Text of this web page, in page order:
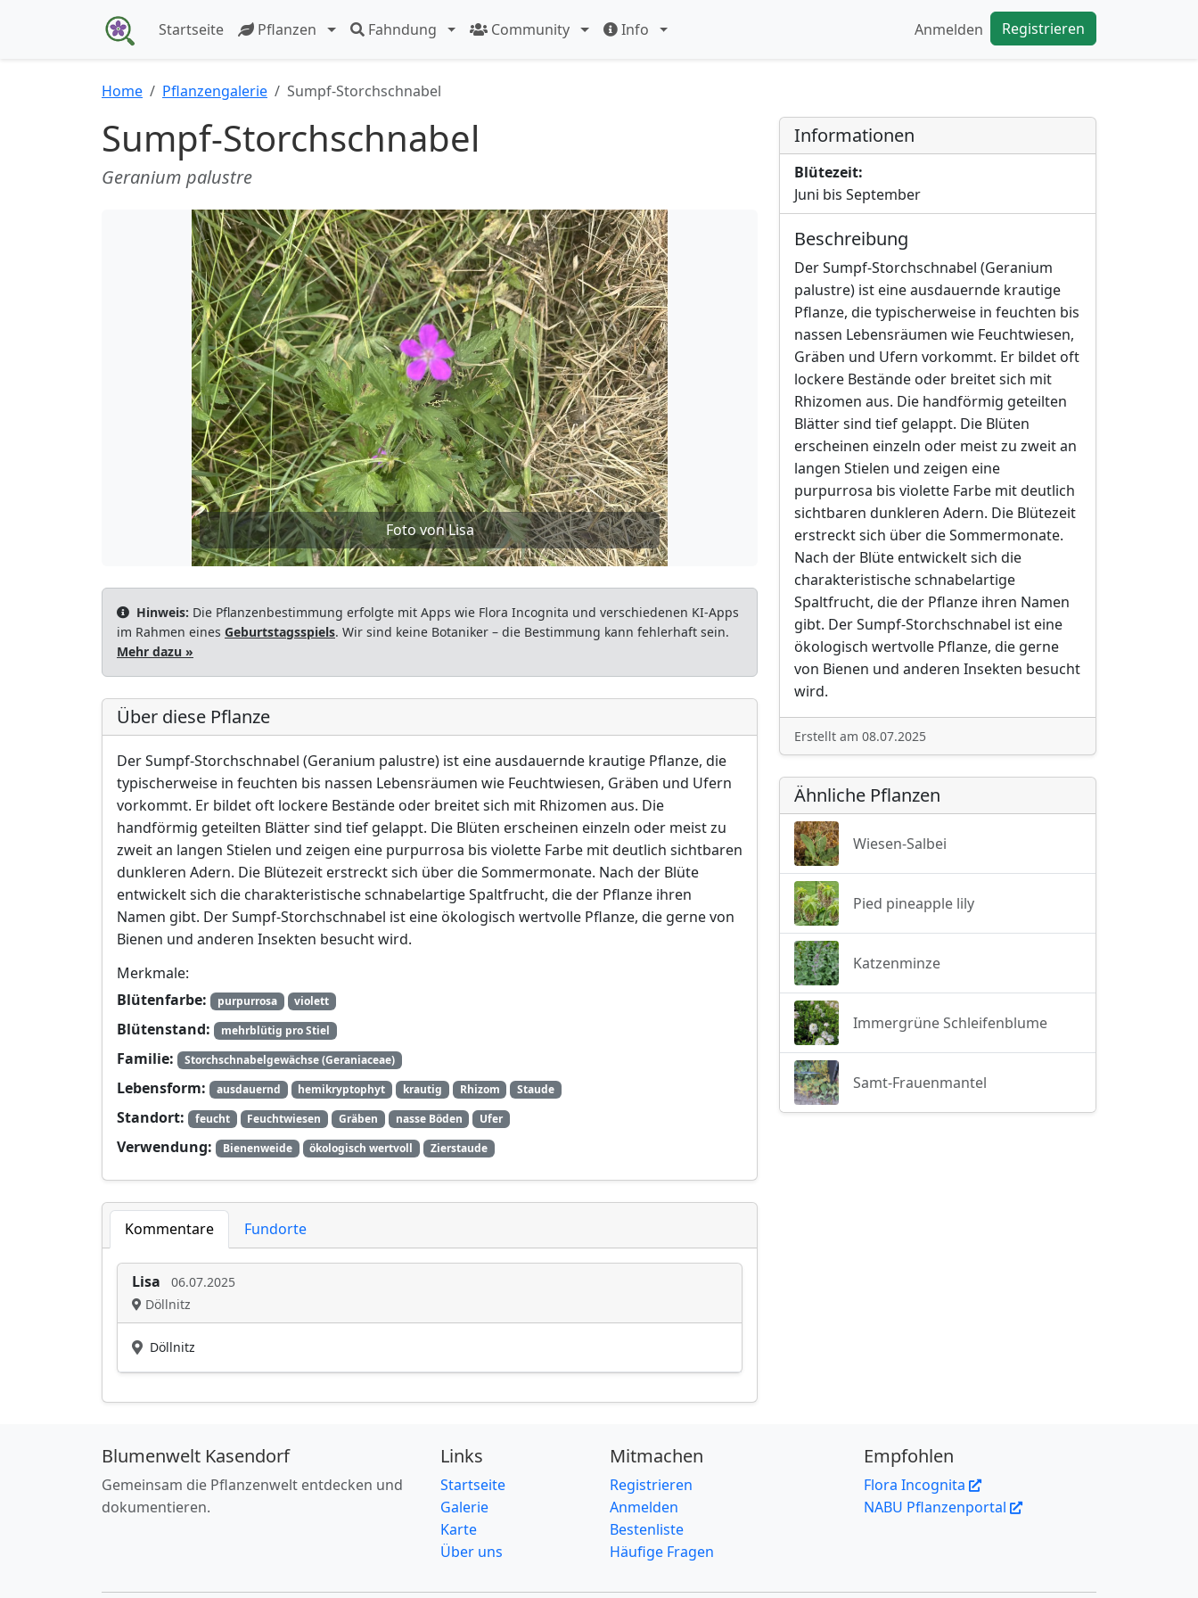
Startseite Pflanzen Fahndung Community Info Anmelden Registrieren
Home Pflanzengalerie Sumpf-Storchschnabel
Sumpf-Storchschnabel
Geranium palustre
Foto von Lisa
Hinweis: Die Pflanzenbestimmung erfolgte mit Apps wie Flora Incognita und verschiedenen KI-Apps
im Rahmen eines Geburtstagsspiels. Wir sind keine Botaniker – die Bestimmung kann fehlerhaft sein.
Mehr dazu »
Über diese Pflanze
Der Sumpf-Storchschnabel (Geranium palustre) ist eine ausdauernde krautige Pflanze, die
typischerweise in feuchten bis nassen Lebensräumen wie Feuchtwiesen, Gräben und Ufern
vorkommt. Er bildet oft lockere Bestände oder breitet sich mit Rhizomen aus. Die
handförmig geteilten Blätter sind tief gelappt. Die Blüten erscheinen einzeln oder meist zu
zweit an langen Stielen und zeigen eine purpurrosa bis violette Farbe mit deutlich sichtbaren
dunkleren Adern. Die Blütezeit erstreckt sich über die Sommermonate. Nach der Blüte
entwickelt sich die charakteristische schnabelartige Spaltfrucht, die der Pflanze ihren
Namen gibt. Der Sumpf-Storchschnabel ist eine ökologisch wertvolle Pflanze, die gerne von
Bienen und anderen Insekten besucht wird.
Merkmale:
Blütenfarbe:
purpurrosa violett
Blütenstand: mehrblütig pro Stiel
Familie: Storchschnabelgewächse (Geraniaceae)
Lebensform: ausdauernd hemikryptophyt krautig Rhizom Staude
Standort: feucht Feuchtwiesen Gräben nasse Böden Ufer
Verwendung: Bienenweide ökologisch wertvoll Zierstaude
Kommentare Fundorte
Lisa
06.07.2025
Döllnitz
Döllnitz
Informationen
Blütezeit:
Juni bis September
Beschreibung
Der Sumpf-Storchschnabel (Geranium
palustre) ist eine ausdauernde krautige
Pflanze, die typischerweise in feuchten bis
nassen Lebensräumen wie Feuchtwiesen,
Gräben und Ufern vorkommt. Er bildet oft
lockere Bestände oder breitet sich mit
Rhizomen aus. Die handförmig geteilten
Blätter sind tief gelappt. Die Blüten
erscheinen einzeln oder meist zu zweit an
langen Stielen und zeigen eine
purpurrosa bis violette Farbe mit deutlich
sichtbaren dunkleren Adern. Die Blütezeit
erstreckt sich über die Sommermonate.
Nach der Blüte entwickelt sich die
charakteristische schnabelartige
Spaltfrucht, die der Pflanze ihren Namen
gibt. Der Sumpf-Storchschnabel ist eine
ökologisch wertvolle Pflanze, die gerne
von Bienen und anderen Insekten besucht
wird.
Erstellt am 08.07.2025
Ähnliche Pflanzen
Wiesen-Salbei
Pied pineapple lily
Katzenminze
Immergrüne Schleifenblume
Samt-Frauenmantel
Blumenwelt Kasendorf
Gemeinsam die Pflanzenwelt entdecken und
dokumentieren.
Links
Startseite
Galerie
Karte
Über uns
Mitmachen
Registrieren
Anmelden
Bestenliste
Häufige Fragen
Empfohlen
Flora Incognita
NABU Pflanzenportal